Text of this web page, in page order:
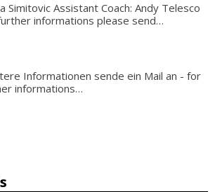
Simitovic Assistant Coach: Andy Telesco
informations please send…
Informationen sende ein Mail an - for
informations…